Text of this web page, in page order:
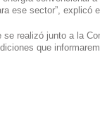
ese sector”, explicó
realizó junto a la
que